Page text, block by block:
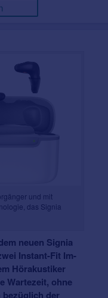
und mit
das Signia
neuen Signia
Instant-Fit Im-
Hörakustiker
Wartezeit, ohne
bezüglich der